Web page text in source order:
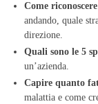
Come
andando, quale
direzione.
Quali sono le 5
un’azienda.
Capire quanto
malattia e come